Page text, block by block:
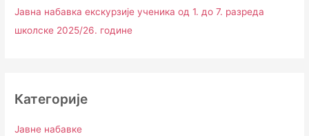
Јавна набавка екскурзије ученика од 1. до 7. разреда
школске 2025/26. године
Категорије
Јавне набавке